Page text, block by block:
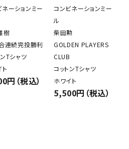
ネーションミー
樹
連続完投勝利
Tシャツ
円（税込）
コンビネーションミー
ル
柴田勲
GOLDEN PLAYERS
CLUB
コットンTシャツ
ホワイト
5,500円（税込）